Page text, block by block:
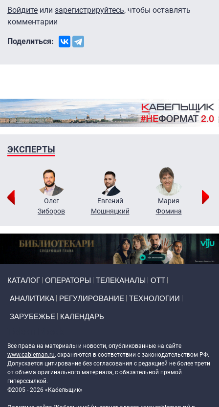
Войдите или зарегистрируйтесь, чтобы оставлять
комментарии
Поделиться:
ЭКСПЕРТЫ
Олег
Зиборов
Евгений
Мошняцкий
Мария
Фомина
КАТАЛОГ ОПЕРАТОРЫ ТЕЛЕКАНАЛЫ ОТТ
АНАЛИТИКА РЕГУЛИРОВАНИЕ ТЕХНОЛОГИИ
ЗАРУБЕЖЬЕ КАЛЕНДАРЬ
Все права на материалы и новости, опубликованные на сайте
www.cableman.ru, охраняются в соответствии с законодательством РФ.
Допускается цитирование без согласования с редакцией не более трети
от объема оригинального материала, с обязательной прямой
гиперссылкой.
©2005 - 2026 «Кабельщик»